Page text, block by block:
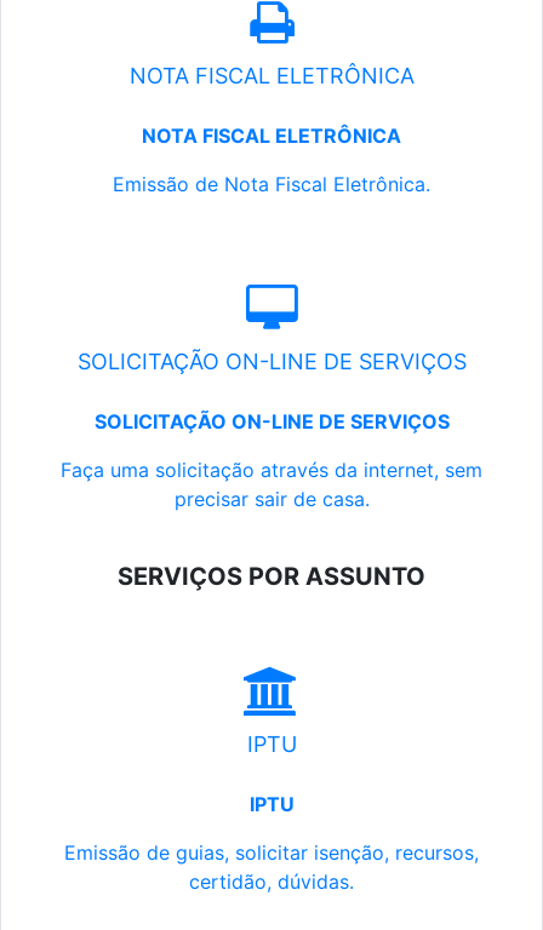
NOTA FISCAL ELETRÔNICA
NOTA FISCAL ELETRÔNICA
Emissão de Nota Fiscal Eletrônica.
SOLICITAÇÃO ON-LINE DE SERVIÇOS
SOLICITAÇÃO ON-LINE DE SERVIÇOS
Faça uma solicitação através da internet, sem
precisar sair de casa.
SERVIÇOS POR ASSUNTO
IPTU
IPTU
Emissão de guias, solicitar isenção, recursos,
certidão, dúvidas.